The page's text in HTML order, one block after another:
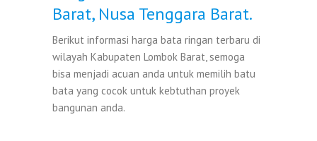
Barat, Nusa Tenggara Barat.
Berikut informasi harga bata ringan terbaru di
wilayah Kabupaten Lombok Barat, semoga
bisa menjadi acuan anda untuk memilih batu
bata yang cocok untuk kebtuthan proyek
bangunan anda.